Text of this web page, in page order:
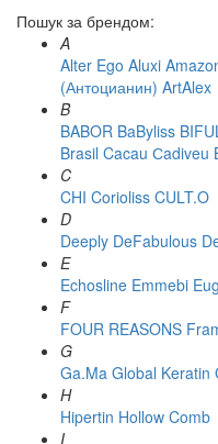
Пошук за брендом:
A
Alter Ego Aluxi
(Антоцианин) ArtAlex
B
BABOR BaByliss
Brasil Cacau Сadiveu
C
CHI Corioliss CULT.O
D
Deeply DeFabulous
E
Echosline Emmebi
F
FOUR REASONS
G
Ga.Ma Global Keratin
H
Hipertin Hollow Comb
I